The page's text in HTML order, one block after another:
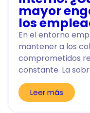
mayor
los
En el entorno
mantener a los
comprometidos
constante. La
Leer más